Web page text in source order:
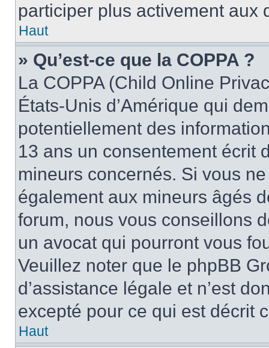
participer plus activement aux
Haut
» Qu’est-ce que la COPPA ?
La COPPA (Child Online
États-Unis d’Amérique qui
potentiellement des
13 ans un consentement écrit
mineurs concernés. Si vous
également aux mineurs âgés
forum, nous vous conseillons
un avocat qui pourront vous
Veuillez noter que le phpBB
d’assistance légale et n’est
excepté pour ce qui est décrit
Haut